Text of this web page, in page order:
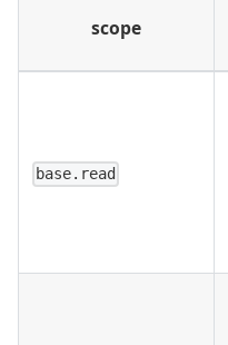
scope
base.read